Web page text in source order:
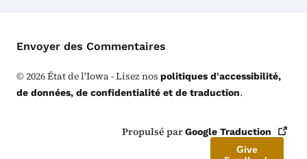
Menu de Contact
Envoyer des Commentaires
©2026État de l'Iowa - Lisez nos politiques d'accessibilité,
de données, de confidentialité et de traduction.
Propulsé parGoogle Traduction
Give